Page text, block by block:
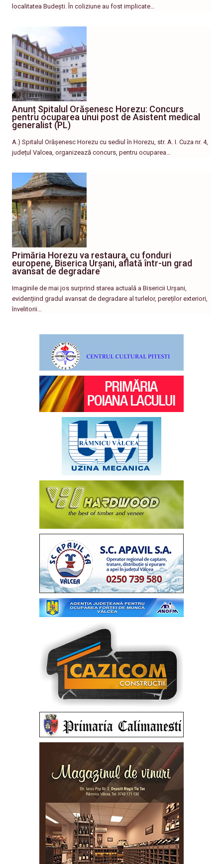
localitatea Budești. În coliziune au fost implicate…
Anunț Spitalul Orășenesc Horezu: Concurs
pentru ocuparea unui post de Asistent medical
generalist (PL)
A.) Spitalul Orășenesc Horezu cu sediul în Horezu, str. A. I. Cuza nr. 4,
județul Valcea, organizează concurs, pentru ocuparea…
Primăria Horezu va restaura, cu fonduri
europene, Biserica Urșani, aflată într-un grad
avansat de degradare
Imaginile de mai jos surprind starea actuală a Bisericii Urșani,
evidențiind gradul avansat de degradare al turlelor, pereților exteriori,
învelitorii…